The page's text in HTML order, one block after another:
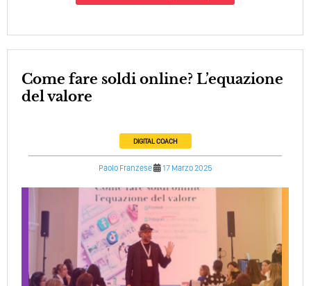
Come fare soldi online? L’equazione
del valore
DIGITAL COACH
Paolo Franzese 17 Marzo 2025